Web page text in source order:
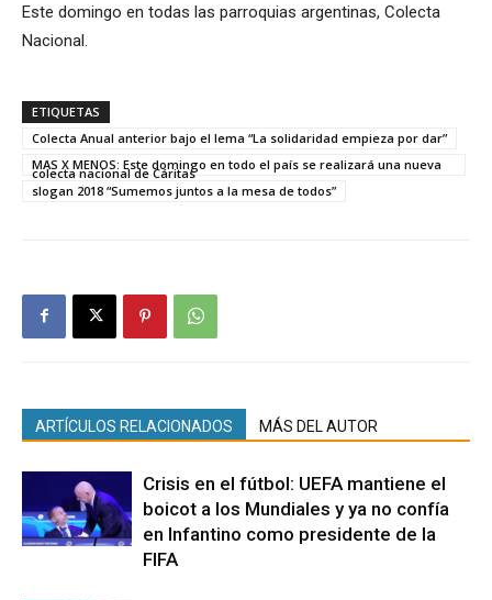
Este domingo en todas las parroquias argentinas, Colecta
Nacional.
ETIQUETAS
Colecta Anual anterior bajo el lema “La solidaridad empieza por dar”
MAS X MENOS: Este domingo en todo el país se realizará una nueva
colecta nacional de Cáritas
slogan 2018 “Sumemos juntos a la mesa de todos”
ARTÍCULOS RELACIONADOS MÁS DEL AUTOR
Crisis en el fútbol: UEFA mantiene el
boicot a los Mundiales y ya no confía
en Infantino como presidente de la
FIFA